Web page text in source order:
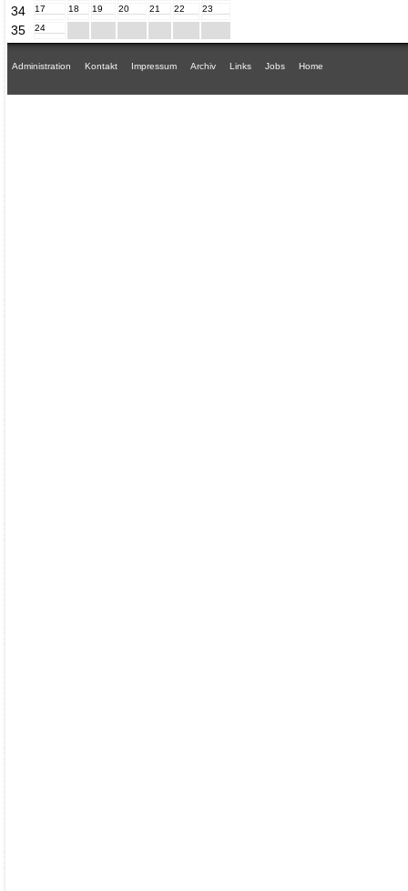
34 17 18 19 20 21 22 23
35 24
Administration Kontakt Impressum Archiv Links Jobs Home